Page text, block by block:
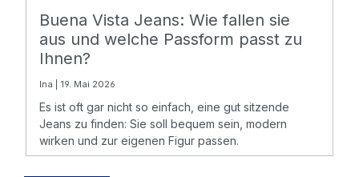
Buena Vista Jeans: Wie fallen sie
aus und welche Passform passt zu
Ihnen?
Ina | 19. Mai 2026
Es ist oft gar nicht so einfach, eine gut sitzende
Jeans zu finden: Sie soll bequem sein, modern
wirken und zur eigenen Figur passen.